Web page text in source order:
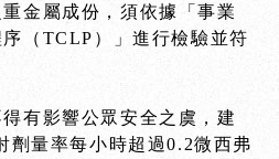
金屬成份，須依據「事業
（TCLP）」進行檢驗並符
有影響公眾安全之虞，建
劑量率每小時超過0.2微西弗